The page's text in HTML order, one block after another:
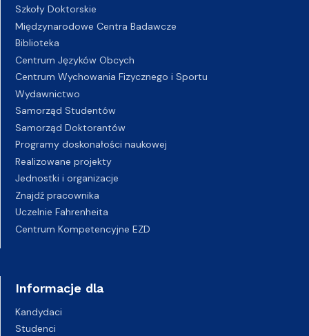
Szkoły Doktorskie
Międzynarodowe Centra Badawcze
Biblioteka
Centrum Języków Obcych
Centrum Wychowania Fizycznego i Sportu
Wydawnictwo
Samorząd Studentów
Samorząd Doktorantów
Programy doskonałości naukowej
Realizowane projekty
Jednostki i organizacje
Znajdź pracownika
Uczelnie Fahrenheita
Centrum Kompetencyjne EZD
Informacje dla
Kandydaci
Studenci